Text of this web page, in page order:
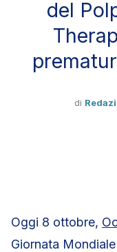
del
di
Oggi 8 ottobre,
Giornata